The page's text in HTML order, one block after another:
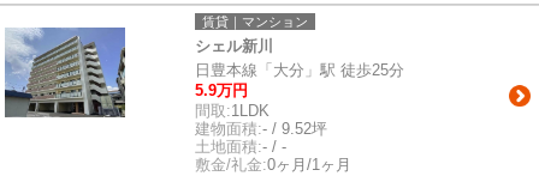
賃貸｜マンション
シェル新川
日豊本線「大分」駅 徒歩25分
5.9万円
間取:1LDK
建物面積:- / 9.52坪
土地面積:- / -
敷金/礼金:0ヶ月/1ヶ月